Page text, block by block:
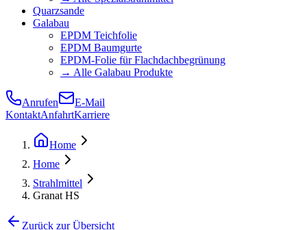
Quarzsande
Galabau
EPDM Teichfolie
EPDM Baumgurte
EPDM-Folie für Flachdachbegrünung
→ Alle Galabau Produkte
Anrufen
E-Mail
KontaktAnfahrtKarriere
Home
Home
Strahlmittel
Granat HS
Zurück zur Übersicht